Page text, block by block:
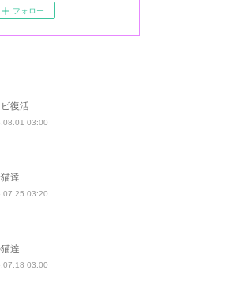
フォロー
復活
03:00
達
03:20
達
03:00